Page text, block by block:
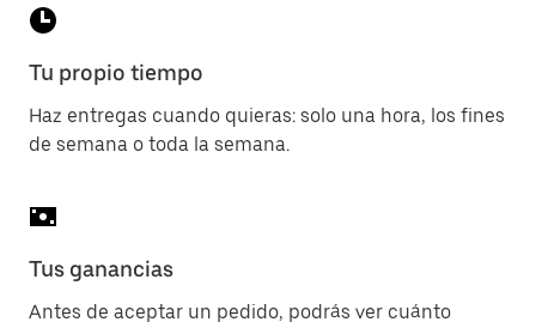
Tu propio tiempo
Haz entregas cuando quieras: solo una hora, los fines
de semana o toda la semana.
Tus ganancias
Antes de aceptar un pedido, podrás ver cuánto